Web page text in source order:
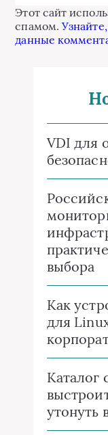
Этот сайт
спамом.
данные
VDI для
выбора
Как
для
Каталог
утонуть